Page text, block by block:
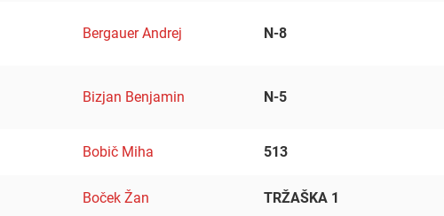
Bergauer Andrej N-8
Bizjan Benjamin N-5
Bobič Miha 513
Boček Žan TRŽAŠKA 1